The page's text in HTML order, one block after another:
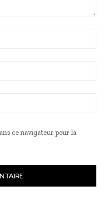
ce navigateur pour la